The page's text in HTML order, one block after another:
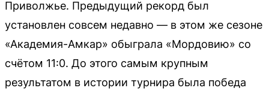
Приволжье. Предыдущий рекорд был
установлен совсем недавно — в этом же сезоне
«Академия-Амкар» обыграла «Мордовию» со
счётом 11:0. До этого самым крупным
результатом в истории турнира была победа